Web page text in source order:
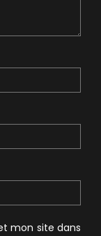
mon site dans